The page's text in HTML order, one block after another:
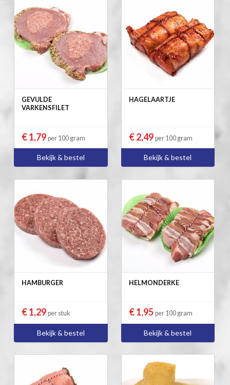
GEVULDE
VARKENSFILET
€ 1,79 per 100 gram
Bekijk & bestel
HAGELAARTJE
€ 2,49 per 100 gram
Bekijk & bestel
HAMBURGER
€ 1,29 per stuk
Bekijk & bestel
HELMONDERKE
€ 1,95 per 100 gram
Bekijk & bestel